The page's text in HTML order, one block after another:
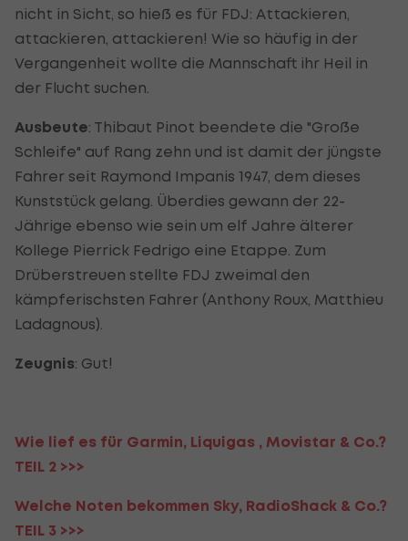
nicht in Sicht, so hieß es für FDJ: Attackieren,
attackieren, attackieren! Wie so häufig in der
Vergangenheit wollte die Mannschaft ihr Heil in
der Flucht suchen.
Ausbeute: Thibaut Pinot beendete die "Große
Schleife" auf Rang zehn und ist damit der jüngste
Fahrer seit Raymond Impanis 1947, dem dieses
Kunststück gelang. Überdies gewann der 22-
Jährige ebenso wie sein um elf Jahre älterer
Kollege Pierrick Fedrigo eine Etappe. Zum
Drüberstreuen stellte FDJ zweimal den
kämpferischsten Fahrer (Anthony Roux, Matthieu
Ladagnous).
Zeugnis: Gut!
Wie lief es für Garmin, Liquigas , Movistar & Co.?
TEIL 2 >>>
Welche Noten bekommen Sky, RadioShack & Co.?
TEIL 3 >>>